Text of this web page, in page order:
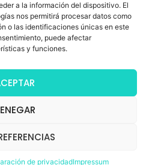
a la información del dispositivo. El
nos permitirá procesar datos como
o las identificaciones únicas en este
puede afectar
y funciones.
de privacidadImpressum
POLÍTICA DE COOKIES
AVISO LEGAL